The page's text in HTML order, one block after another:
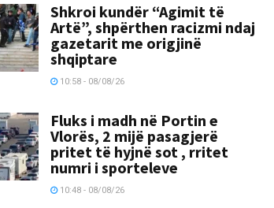
Shkroi kundër “Agimit të
Artë”, shpërthen racizmi ndaj
gazetarit me origjinë
shqiptare
10:58 - 08/08/26
Fluks i madh në Portin e
Vlorës, 2 mijë pasagjerë
pritet të hyjnë sot , rritet
numri i sporteleve
10:48 - 08/08/26